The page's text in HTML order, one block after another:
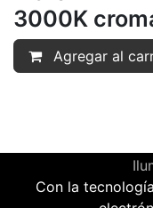
3000K
Agregar al
Con la